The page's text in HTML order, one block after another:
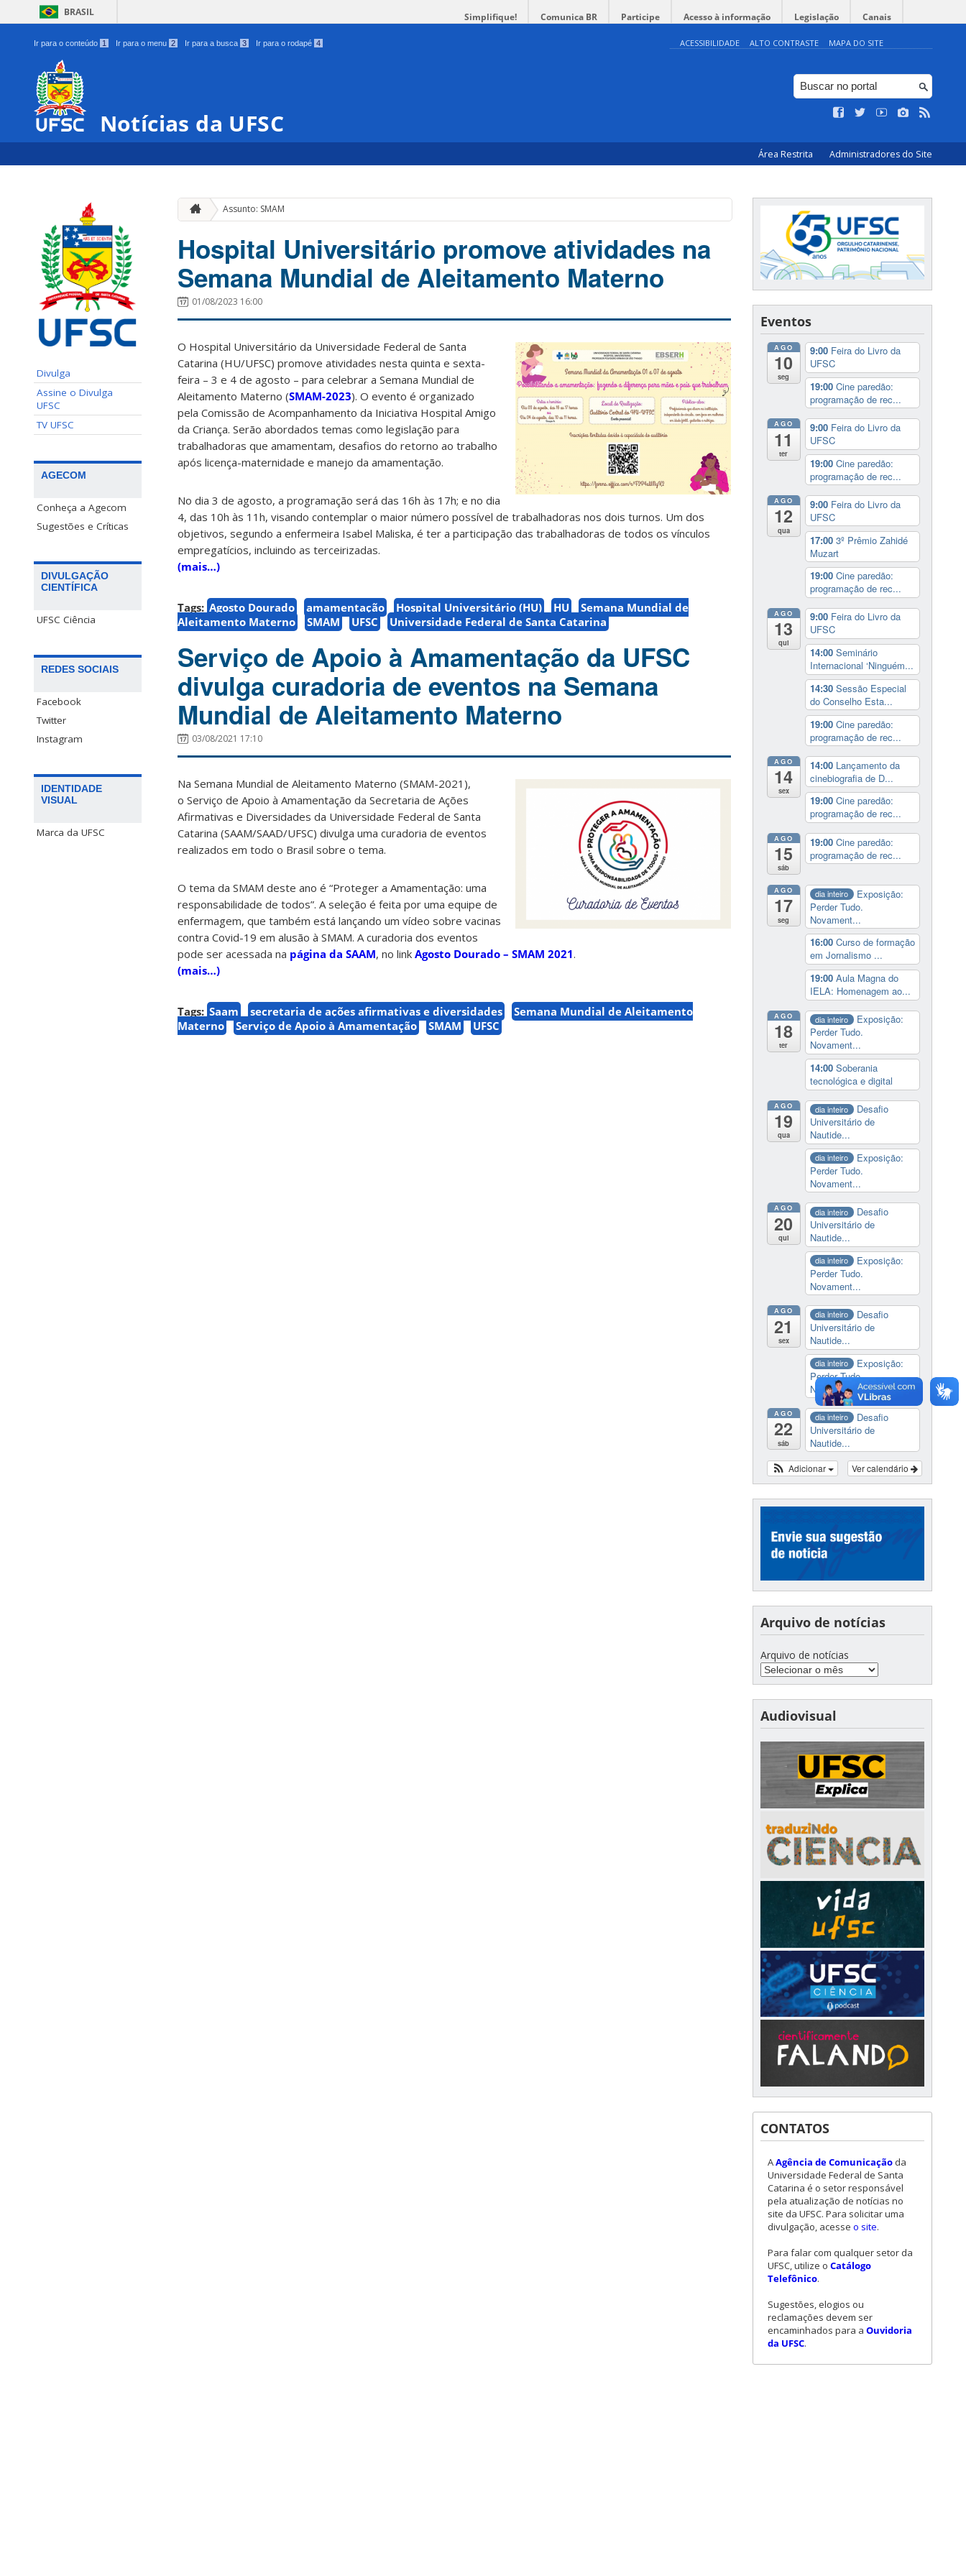
BRASIL Simplifique! Comunica BR Participe Acesso à informação Legislação Canais
Ir para o conteúdo 1 Ir para o menu 2 Ir para a busca 3 Ir para o rodapé 4 ACESSIBILIDADE ALTO CONTRASTE MAPA DO SITE
Notícias da UFSC
Área Restrita Administradores do Site
Divulga
Assine o Divulga
UFSC
TV UFSC
AGECOM
Conheça a Agecom
Sugestões e Críticas
DIVULGAÇÃO
CIENTÍFICA
UFSC Ciência
REDES SOCIAIS
Facebook
Twitter
Instagram
IDENTIDADE
VISUAL
Marca da UFSC
Assunto: SMAM
Hospital Universitário promove atividades na
Semana Mundial de Aleitamento Materno
01/08/2023 16:00
O Hospital Universitário da Universidade Federal de Santa
Catarina (HU/UFSC) promove atividades nesta quinta e sexta-
feira – 3 e 4 de agosto – para celebrar a Semana Mundial de
Aleitamento Materno (SMAM-2023). O evento é organizado
pela Comissão de Acompanhamento da Iniciativa Hospital Amigo
da Criança. Serão abordados temas como legislação para
trabalhadoras que amamentam, desafios do retorno ao trabalho
após licença-maternidade e manejo da amamentação.
No dia 3 de agosto, a programação será das 16h às 17h; e no dia
4, das 10h às 11h, visando contemplar o maior número possível de trabalhadoras nos dois turnos. Um dos
objetivos, segundo a enfermeira Isabel Maliska, é ter a participação das trabalhadoras de todos os vínculos
empregatícios, incluindo as terceirizadas.
(mais…)
Tags: Agosto Dourado amamentação Hospital Universitário (HU) HU
Semana Mundial de
Aleitamento Materno
SMAM UFSC Universidade Federal de Santa Catarina
Serviço de Apoio à Amamentação da UFSC
divulga curadoria de eventos na Semana
Mundial de Aleitamento Materno
03/08/2021 17:10
Na Semana Mundial de Aleitamento Materno (SMAM-2021),
o Serviço de Apoio à Amamentação da Secretaria de Ações
Afirmativas e Diversidades da Universidade Federal de Santa
Catarina (SAAM/SAAD/UFSC) divulga uma curadoria de eventos
realizados em todo o Brasil sobre o tema.
O tema da SMAM deste ano é “Proteger a Amamentação: uma
responsabilidade de todos”. A seleção é feita por uma equipe de
enfermagem, que também está lançando um vídeo sobre vacinas
contra Covid-19 em alusão à SMAM. A curadoria dos eventos
pode ser acessada na página da SAAM, no link Agosto Dourado – SMAM 2021.
(mais…)
Tags: Saam secretaria de ações afirmativas e diversidades
Semana Mundial de Aleitamento
Materno
Serviço de Apoio à Amamentação SMAM UFSC
Eventos
AGO
10
seg
9:00 Feira do Livro da
UFSC
19:00 Cine paredão:
programação de rec...
AGO
11
ter
9:00 Feira do Livro da
UFSC
19:00 Cine paredão:
programação de rec...
AGO
12
qua
9:00 Feira do Livro da
UFSC
17:00 3º Prêmio Zahidé
Muzart
19:00 Cine paredão:
programação de rec...
AGO
13
qui
9:00 Feira do Livro da
UFSC
14:00 Seminário
Internacional ‘Ninguém...
14:30 Sessão Especial
do Conselho Esta...
19:00 Cine paredão:
programação de rec...
AGO
14
sex
14:00 Lançamento da
cinebiografia de D...
19:00 Cine paredão:
programação de rec...
AGO
15
sáb
19:00 Cine paredão:
programação de rec...
AGO
17
seg
dia inteiro
Exposição:
Perder Tudo.
Novament...
16:00 Curso de formação
em Jornalismo ...
19:00 Aula Magna do
IELA: Homenagem ao...
AGO
18
ter
dia inteiro
Exposição:
Perder Tudo.
Novament...
14:00 Soberania
tecnológica e digital
AGO
19
qua
dia inteiro
Desafio
Universitário de
Nautide...
dia inteiro
Exposição:
Perder Tudo.
Novament...
AGO
20
qui
dia inteiro
Desafio
Universitário de
Nautide...
dia inteiro
Exposição:
Perder Tudo.
Novament...
AGO
21
sex
dia inteiro
Desafio
Universitário de
Nautide...
dia inteiro
Exposição:
Perder Tudo.
Novament...
AGO
22
sáb
dia inteiro
Desafio
Universitário de
Nautide...
Ver calendário
Adicionar
Arquivo de notícias
Arquivo de notícias
Audiovisual
CONTATOS
AAgência de Comunicação da
Universidade Federal de Santa
Catarina é o setor responsável
pela atualização de notícias no
site da UFSC. Para solicitar uma
divulgação, acesse o site.
Para falar com qualquer setor da
UFSC, utilize o Catálogo
Telefônico.
Sugestões, elogios ou
reclamações devem ser
encaminhados para a Ouvidoria
da UFSC.